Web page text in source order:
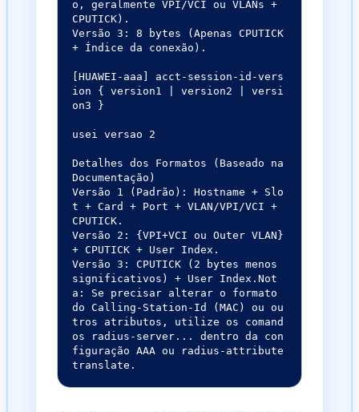
o, geralmente VPI/VCI ou VLANs +
CPUTICK).
Versão 3: 8 bytes (Apenas CPUTICK
+ Índice da conexão).
[HUAWEI-aaa] acct-session-id-vers
ion { version1 | version2 | versi
on3 }
usei versao 2
Detalhes dos Formatos (Baseado na
Documentação)
Versão 1 (Padrão): Hostname + Slo
t + Card + Port + VLAN/VPI/VCI +
CPUTICK.
Versão 2: {VPI+VCI ou Outer VLAN}
+ CPUTICK + User Index.
Versão 3: CPUTICK (2 bytes menos
significativos) + User Index.Not
a: Se precisar alterar o formato
do Calling-Station-Id (MAC) ou ou
tros atributos, utilize os comand
os radius-server... dentro da con
figuração AAA ou radius-attribute